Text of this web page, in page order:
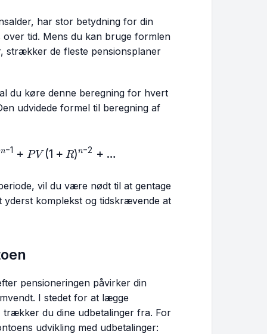
har stor betydning for din
tid. Mens du kan bruge formlen
strækker de fleste pensionsplaner
du køre denne beregning for hvert
udvidede formel til beregning af
PV (1 + R)^{n} + PV (1 + R)^{n-1} + PV (1 +
n−1 + PV (1 + R)n−2 + …
vil du være nødt til at gentage
yderst komplekst og tidskrævende at
pensioneringen påvirker din
I stedet for at lægge
du dine udbetalinger fra. For
udvikling med udbetalinger: